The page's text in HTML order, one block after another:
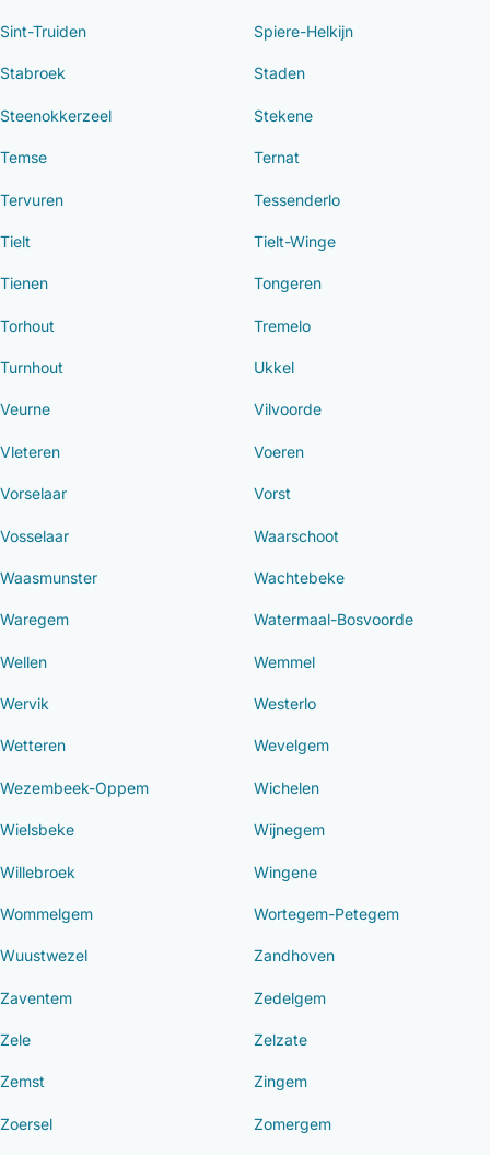
Sint-Truiden Spiere-Helkijn
Stabroek Staden
Steenokkerzeel Stekene
Temse Ternat
Tervuren Tessenderlo
Tielt Tielt-Winge
Tienen Tongeren
Torhout Tremelo
Turnhout Ukkel
Veurne Vilvoorde
Vleteren Voeren
Vorselaar Vorst
Vosselaar Waarschoot
Waasmunster Wachtebeke
Waregem Watermaal-Bosvoorde
Wellen Wemmel
Wervik Westerlo
Wetteren Wevelgem
Wezembeek-Oppem Wichelen
Wielsbeke Wijnegem
Willebroek Wingene
Wommelgem Wortegem-Petegem
Wuustwezel Zandhoven
Zaventem Zedelgem
Zele Zelzate
Zemst Zingem
Zoersel Zomergem